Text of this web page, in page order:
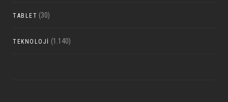
TABLET (30)
TEKNOLOJI (1.140)